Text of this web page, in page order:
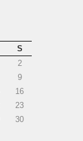
S
2
9
16
23
30